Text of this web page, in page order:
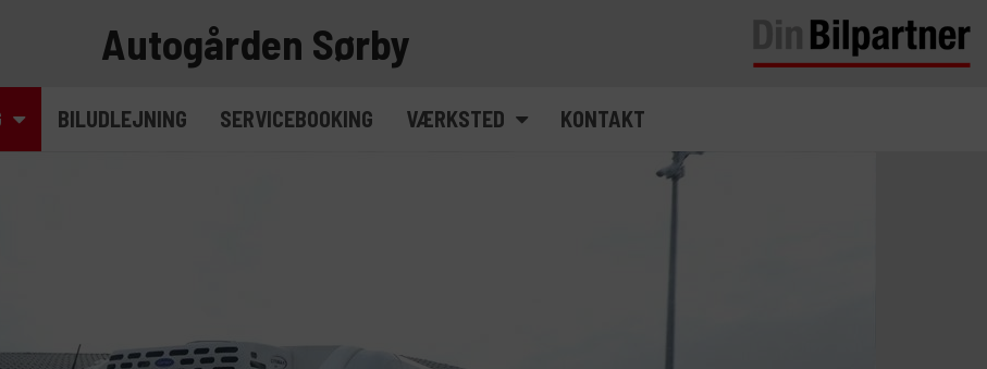
Autogården Sørby
BILUDLEJNING SERVICEBOOKING VÆRKSTED KONTAKT